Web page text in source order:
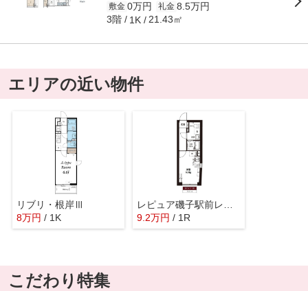
敷金 0万円 礼金 8.5万円
3階 1K 21.43㎡
エリアの近い物件
リブリ・根岸Ⅲ
8万円 / 1K
9.2万円 / 1R
こだわり特集